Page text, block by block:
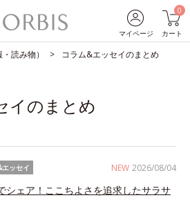
マイページ
0
カート
読み物） コラム&エッセイのまとめ
イのまとめ
NEW 2026/08/04
エッセイ
シェア！ここちよさを追求したサラサ